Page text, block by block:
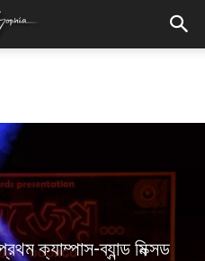
ক্যাম্পাস-ব্যান্ড মিক্সড